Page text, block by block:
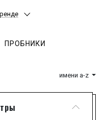
ароматов,
гармонию во всем.
(Клиник) призван
и трогательной нежности,
парфюмы Clinique
харизмой. Каждый из
характер и
ПРОБНИКИ
имени a-z